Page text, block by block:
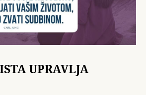
UPRAVLJA